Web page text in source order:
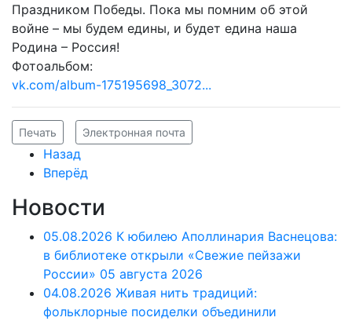
Праздником Победы. Пока мы помним об этой
войне – мы будем едины, и будет едина наша
Родина – Россия!
Фотоальбом:
vk.com/album-175195698_3072...
Печать Электронная почта
Назад
Вперёд
Новости
05.08.2026 К юбилею Аполлинария Васнецова:
в библиотеке открыли «Свежие пейзажи
России» 05 августа 2026
04.08.2026 Живая нить традиций:
фольклорные посиделки объединили